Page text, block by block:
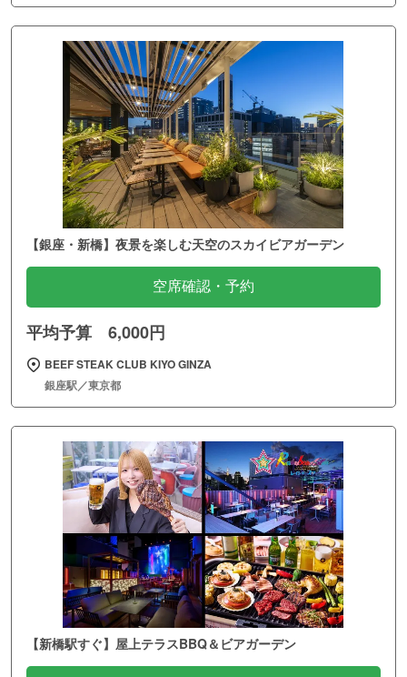
【銀座・新橋】夜景を楽しむ天空のスカイビアガーデン
空席確認・予約
平均予算 6,000円
BEEF STEAK CLUB KIYO GINZA
銀座駅／東京都
【新橋駅すぐ】屋上テラスBBQ＆ビアガーデン